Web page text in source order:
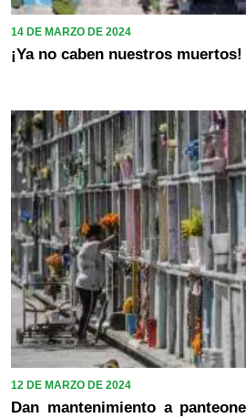
14 DE MARZO DE 2024
¡Ya no caben nuestros muertos!
12 DE MARZO DE 2024
Dan mantenimiento a